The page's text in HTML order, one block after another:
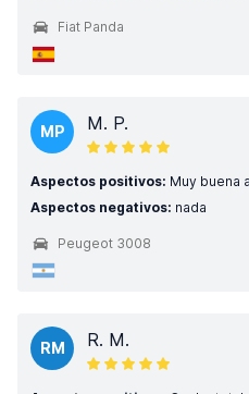
Fiat Panda
MP M. P.
Aspectos positivos: Muy buena
Aspectos negativos: nada
Peugeot 3008
RM R. M.